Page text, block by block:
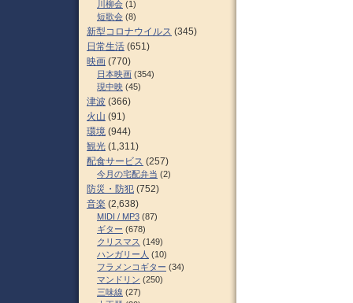
川柳会 (1)
短歌会 (8)
新型コロナウイルス (345)
日常生活 (651)
映画 (770)
日本映画 (354)
現中映 (45)
津波 (366)
火山 (91)
環境 (944)
観光 (1,311)
配食サービス (257)
今月の宅配弁当 (2)
防災・防犯 (752)
音楽 (2,638)
MIDI / MP3 (87)
ギター (678)
クリスマス (149)
ハンガリー人 (10)
フラメンコギター (34)
マンドリン (250)
三味線 (27)